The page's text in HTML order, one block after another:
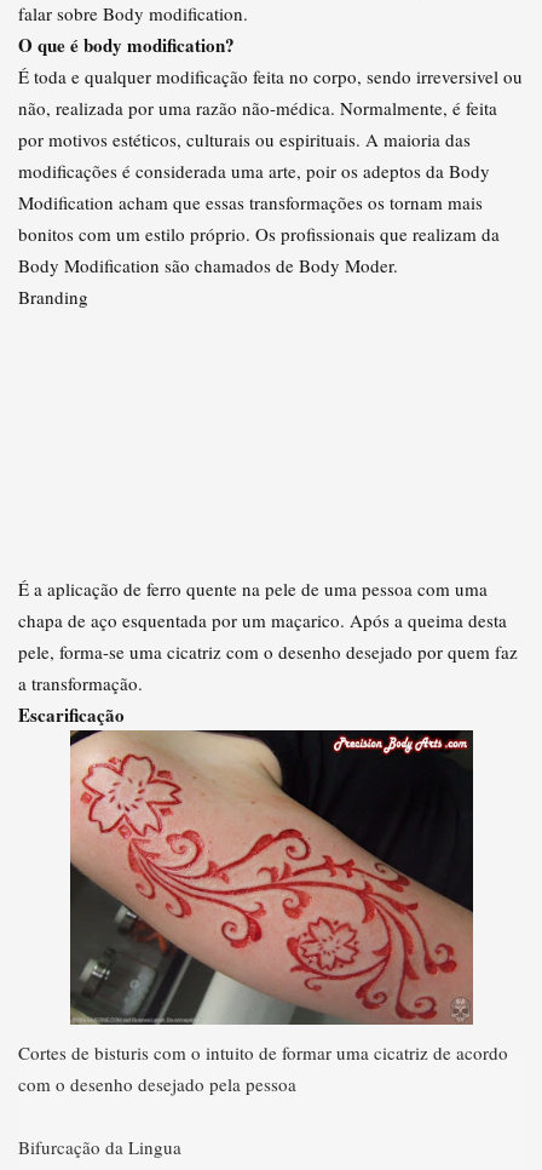
falar sobre Body modification.
O que é body modification?
É toda e qualquer modificação feita no corpo, sendo irreversivel ou
não, realizada por uma razão não-médica. Normalmente, é feita
por motivos estéticos, culturais ou espirituais. A maioria das
modificações é considerada uma arte, poir os adeptos da Body
Modification acham que essas transformações os tornam mais
bonitos com um estilo próprio. Os profissionais que realizam da
Body Modification são chamados de Body Moder.
Branding
É a aplicação de ferro quente na pele de uma pessoa com uma
chapa de aço esquentada por um maçarico. Após a queima desta
pele, forma-se uma cicatriz com o desenho desejado por quem faz
a transformação.
Escarificação
Cortes de bisturis com o intuito de formar uma cicatriz de acordo
com o desenho desejado pela pessoa
Bifurcação da Lingua